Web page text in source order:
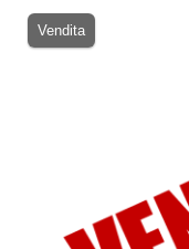
Vendita